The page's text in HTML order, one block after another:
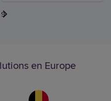
9
en Europe